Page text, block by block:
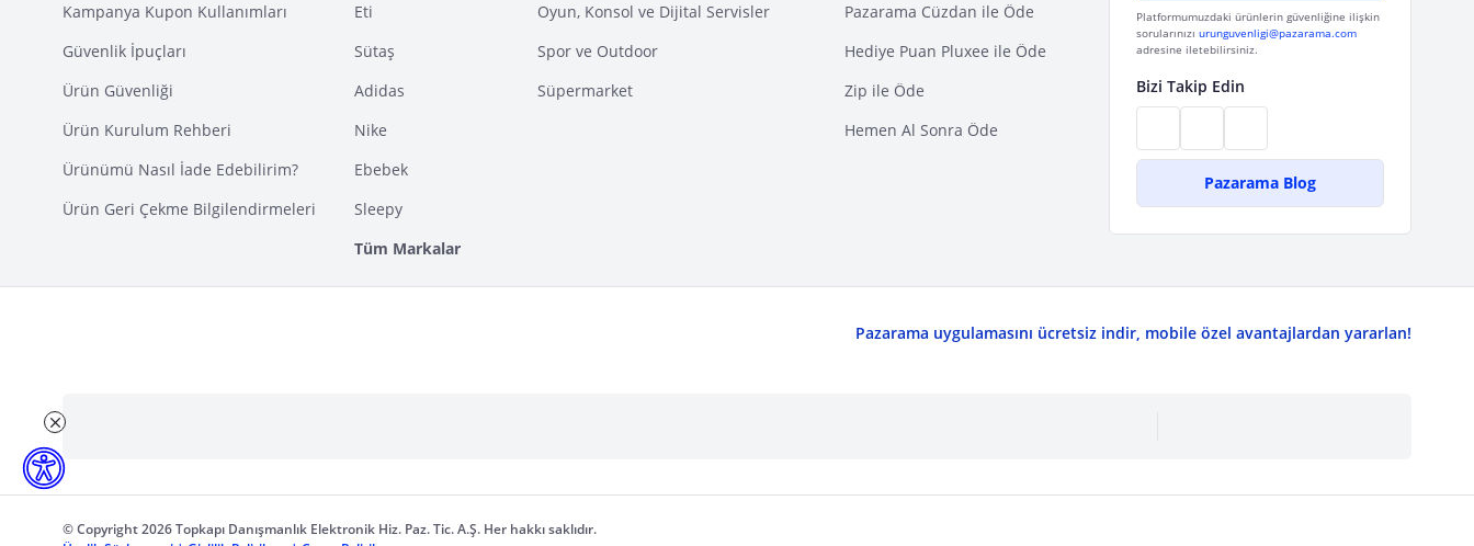
Kampanya Kupon Kullanımları
Güvenlik İpuçları
Ürün Güvenliği
Ürün Kurulum Rehberi
Ürünümü Nasıl İade Edebilirim?
Ürün Geri Çekme Bilgilendirmeleri
Eti
Sütaş
Adidas
Nike
Ebebek
Sleepy
Tüm Markalar
Oyun, Konsol ve Dijital Servisler
Spor ve Outdoor
Süpermarket
Pazarama Cüzdan ile Öde
Hediye Puan Pluxee ile Öde
Zip ile Öde
Hemen Al Sonra Öde
Platformumuzdaki ürünlerin güvenliğine ilişkin
sorularınızı urunguvenligi@pazarama.com
adresine iletebilirsiniz.
Bizi Takip Edin
Pazarama Blog
Pazarama uygulamasını ücretsiz indir, mobile özel avantajlardan yararlan!
© Copyright 2026 Topkapı Danışmanlık Elektronik Hiz. Paz. Tic. A.Ş. Her hakkı saklıdır.